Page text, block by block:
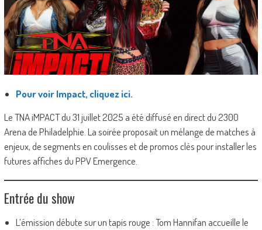
Pour voir Impact, cliquez ici.
Le TNA iMPACT du 31 juillet 2025 a été diffusé en direct du 2300
Arena de Philadelphie. La soirée proposait un mélange de matches à
enjeux, de segments en coulisses et de promos clés pour installer les
futures affiches du PPV Emergence.
Entrée du show
L’émission débute sur un tapis rouge : Tom Hannifan accueille le